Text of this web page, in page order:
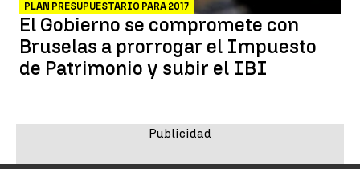
PLAN PRESUPUESTARIO PARA 2017
El Gobierno se compromete con
Bruselas a prorrogar el Impuesto
de Patrimonio y subir el IBI